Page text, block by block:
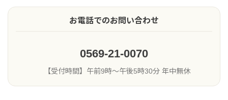
お電話でのお問い合わせ
0569-21-0070
【受付時間】午前9時〜午後5時30分 年中無休